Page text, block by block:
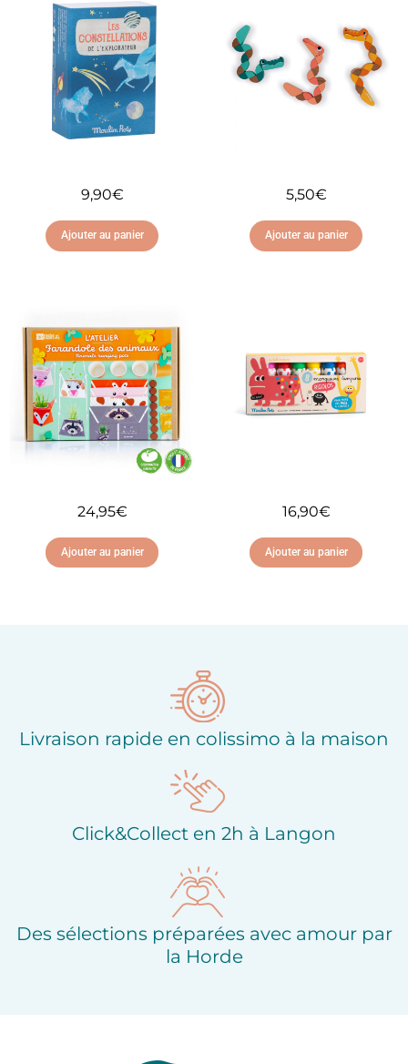
9,90€
Ajouter au panier
Ajouter à ma liste
d'envies
5,50€
Ajouter au panier
24,95€
Ajouter au panier
16,90€
Ajouter au panier
Livraison rapide en colissimo à la maison
Click&Collect en 2h à Langon
Des sélections préparées avec amour par
la Horde